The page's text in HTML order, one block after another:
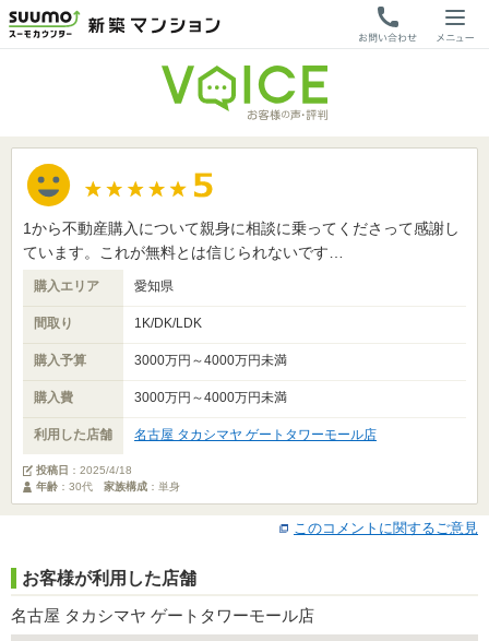
1から不動産購入について親身に相談に乗ってくださって感謝し
ています。これが無料とは信じられないです…
購入エリア 愛知県
間取り 1K/DK/LDK
購入予算 3000万円～4000万円未満
購入費 3000万円～4000万円未満
利用した店舗 名古屋 タカシマヤ ゲートタワーモール店
投稿日 ： 2025/4/18
年齢 ：30代 家族構成 ：単身
このコメントに関するご意見
お客様が利用した店舗
名古屋 タカシマヤ ゲートタワーモール店